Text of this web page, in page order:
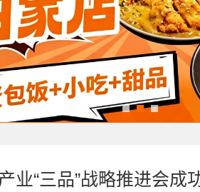
业“三品”战略推进会成